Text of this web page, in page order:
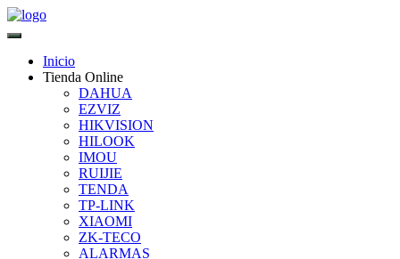
Inicio
Tienda Online
DAHUA
EZVIZ
HIKVISION
HILOOK
IMOU
RUIJIE
TENDA
TP-LINK
XIAOMI
ZK-TECO
ALARMAS